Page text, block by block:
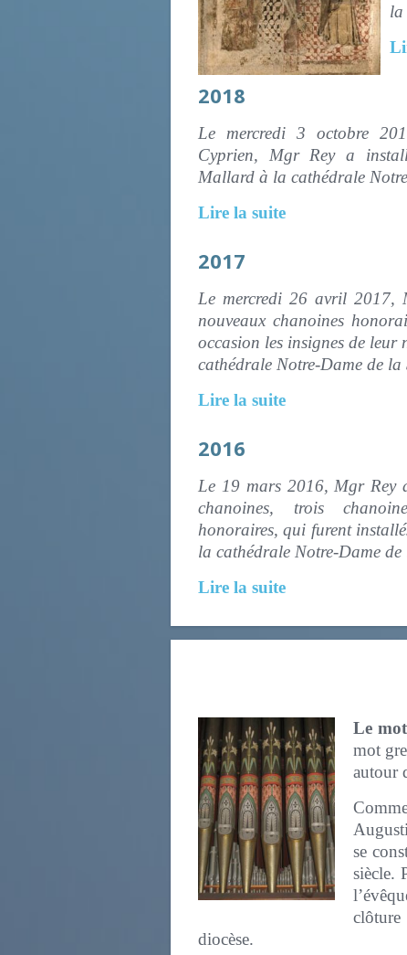
la
2018
Le mercredi 3 octobre
Cyprien, Mgr Rey a
Mallard à la cathédrale
Lire la suite
2017
Le mercredi 26 avril 2017,
nouveaux chanoines
occasion les insignes de
cathédrale Notre-Dame de
Lire la suite
2016
Le 19 mars 2016, Mgr Rey
chanoines, trois
honoraires, qui furent
la cathédrale Notre-
Lire la suite
Le
mot
autour
se
siècle.
diocèse.